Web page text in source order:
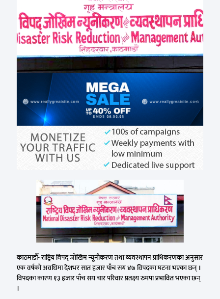
काठमाडौँ- राष्ट्रिय विपद् जोखिम न्यूनीकरण तथा व्यवस्थापन प्राधिकरणका अनुसार
एक वर्षको अवधिमा देशभर सात हजार पाँच सय ४७ विपदका घटना भएका छन् ।
विपदका कारण १३ हजार पाँच सय चार परिवार प्रतक्ष्य रुमपा प्रभावित भएका छन्
।